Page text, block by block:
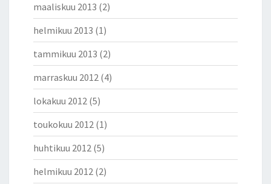
maaliskuu 2013 (2)
helmikuu 2013 (1)
tammikuu 2013 (2)
marraskuu 2012 (4)
lokakuu 2012 (5)
toukokuu 2012 (1)
huhtikuu 2012 (5)
helmikuu 2012 (2)